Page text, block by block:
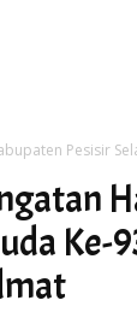
Pesisir
Ke-